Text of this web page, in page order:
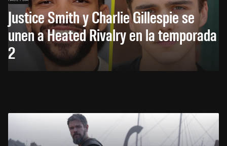
Justice Smith y Charlie Gillespie se
unen a Heated Rivalry en la temporada
2